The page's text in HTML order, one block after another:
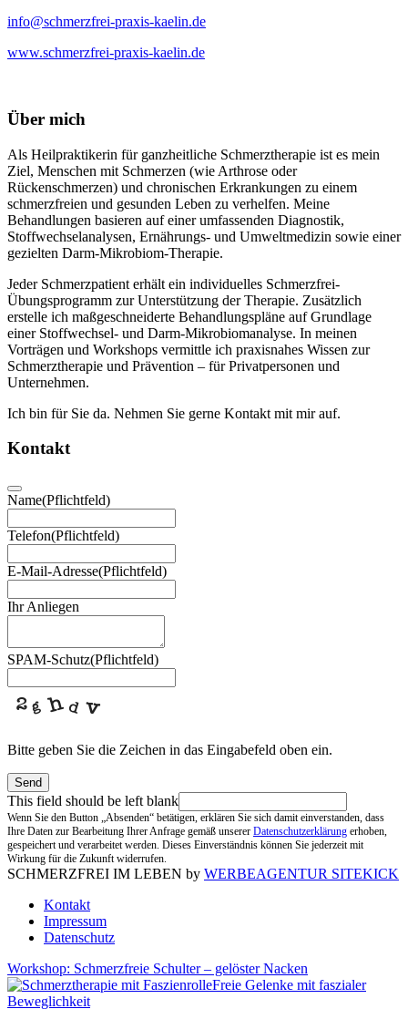
info@schmerzfrei-praxis-kaelin.de
www.schmerzfrei-praxis-kaelin.de
Über mich
Als Heilpraktikerin für ganzheitliche Schmerztherapie ist es mein
Ziel, Menschen mit Schmerzen (wie Arthrose oder
Rückenschmerzen) und chronischen Erkrankungen zu einem
schmerzfreien und gesunden Leben zu verhelfen. Meine
Behandlungen basieren auf einer umfassenden Diagnostik,
Stoffwechselanalysen, Ernährungs- und Umweltmedizin sowie einer
gezielten Darm-Mikrobiom-Therapie.
Jeder Schmerzpatient erhält ein individuelles Schmerzfrei-
Übungsprogramm zur Unterstützung der Therapie. Zusätzlich
erstelle ich maßgeschneiderte Behandlungspläne auf Grundlage
einer Stoffwechsel- und Darm-Mikrobiomanalyse. In meinen
Vorträgen und Workshops vermittle ich praxisnahes Wissen zur
Schmerztherapie und Prävention – für Privatpersonen und
Unternehmen.
Ich bin für Sie da. Nehmen Sie gerne Kontakt mit mir auf.
Kontakt
Name(Pflichtfeld)
Telefon(Pflichtfeld)
E-Mail-Adresse(Pflichtfeld)
Ihr Anliegen
SPAM-Schutz(Pflichtfeld)
Bitte geben Sie die Zeichen in das Eingabefeld oben ein.
Send
This field should be left blank
Wenn Sie den Button „Absenden“ betätigen, erklären Sie sich damit einverstanden, dass
Ihre Daten zur Bearbeitung Ihrer Anfrage gemäß unserer Datenschutzerklärung erhoben,
gespeichert und verarbeitet werden. Dieses Einverständnis können Sie jederzeit mit
Wirkung für die Zukunft widerrufen.
SCHMERZFREI IM LEBEN by WERBEAGENTUR SITEKICK
Kontakt
Impressum
Datenschutz
Workshop: Schmerzfreie Schulter – gelöster Nacken
Freie Gelenke mit faszialer
Beweglichkeit